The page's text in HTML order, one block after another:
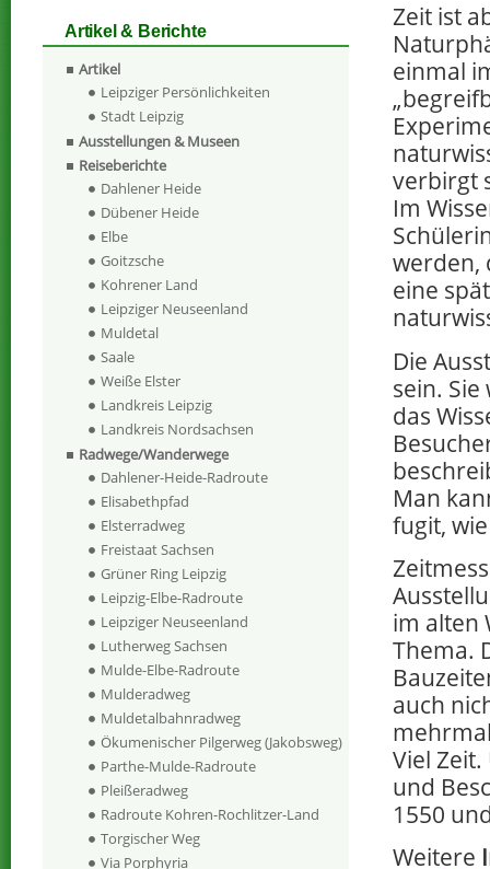
Zeit ist
einmal
verbirgt
Im
werden,
eine
Die
sein.
das
Man
fugit,
im alten
Thema.
auch
Viel
und
1550
Weitere
Artikel & Berichte
Artikel
Leipziger Persönlichkeiten
Stadt Leipzig
Ausstellungen & Museen
Reiseberichte
Dahlener Heide
Dübener Heide
Elbe
Goitzsche
Kohrener Land
Leipziger Neuseenland
Muldetal
Saale
Weiße Elster
Landkreis Leipzig
Landkreis Nordsachsen
Radwege/Wanderwege
Dahlener-Heide-Radroute
Elisabethpfad
Elsterradweg
Freistaat Sachsen
Grüner Ring Leipzig
Leipzig-Elbe-Radroute
Leipziger Neuseenland
Lutherweg Sachsen
Mulde-Elbe-Radroute
Mulderadweg
Muldetalbahnradweg
Ökumenischer Pilgerweg (Jakobsweg)
Parthe-Mulde-Radroute
Pleißeradweg
Radroute Kohren-Rochlitzer-Land
Torgischer Weg
Via Porphyria